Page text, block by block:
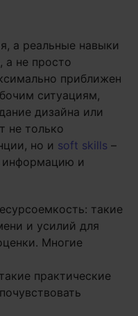
а реальные навыки
а не просто
приближен
ситуациям,
дизайна или
не только
но и soft skills –
информацию и
такие
и усилий для
Многие
практические